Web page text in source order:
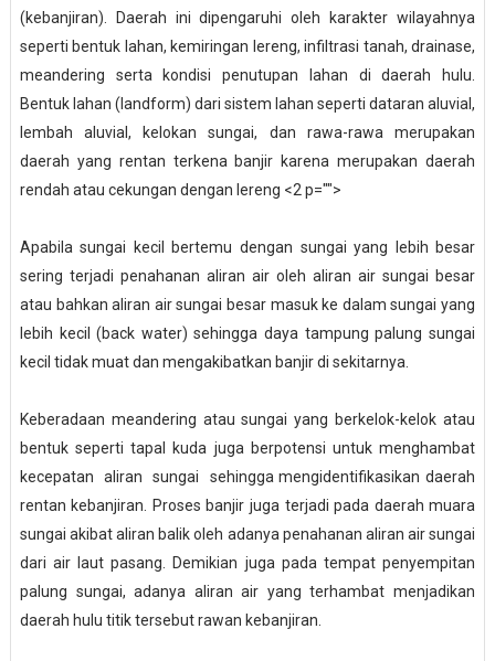
(kebanjiran). Daerah ini dipengaruhi oleh karakter wilayahnya
seperti bentuk lahan, kemiringan lereng, infiltrasi tanah, drainase,
meandering serta kondisi penutupan lahan di daerah hulu.
Bentuk lahan (landform) dari sistem lahan seperti dataran aluvial,
lembah aluvial, kelokan sungai, dan rawa-rawa merupakan
daerah yang rentan terkena banjir karena merupakan daerah
rendah atau cekungan dengan lereng <2 p="">
Apabila sungai kecil bertemu dengan sungai yang lebih besar
sering terjadi penahanan aliran air oleh aliran air sungai besar
atau bahkan aliran air sungai besar masuk ke dalam sungai yang
lebih kecil (back water) sehingga daya tampung palung sungai
kecil tidak muat dan mengakibatkan banjir di sekitarnya.
Keberadaan meandering atau sungai yang berkelok-kelok atau
bentuk seperti tapal kuda juga berpotensi untuk menghambat
kecepatan aliran sungai sehingga mengidentifikasikan daerah
rentan kebanjiran. Proses banjir juga terjadi pada daerah muara
sungai akibat aliran balik oleh adanya penahanan aliran air sungai
dari air laut pasang. Demikian juga pada tempat penyempitan
palung sungai, adanya aliran air yang terhambat menjadikan
daerah hulu titik tersebut rawan kebanjiran.